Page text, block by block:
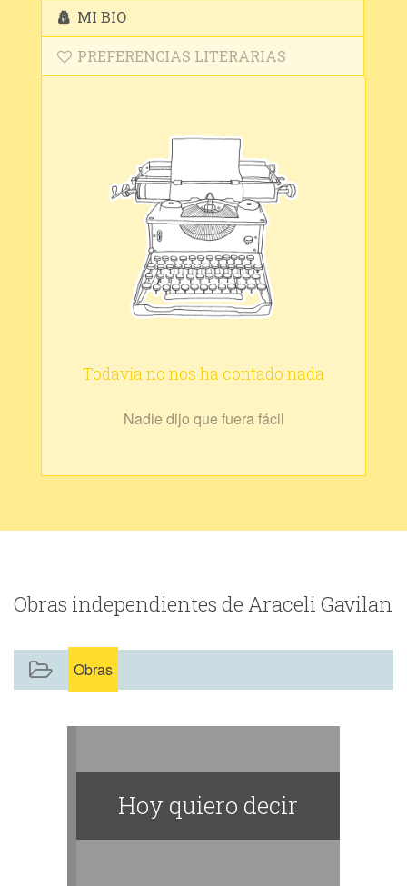
MI BIO
PREFERENCIAS LITERARIAS
Todavía no nos ha contado nada
Nadie dijo que fuera fácil
Obras independientes de Araceli Gavilan
Obras
Hoy quiero decir